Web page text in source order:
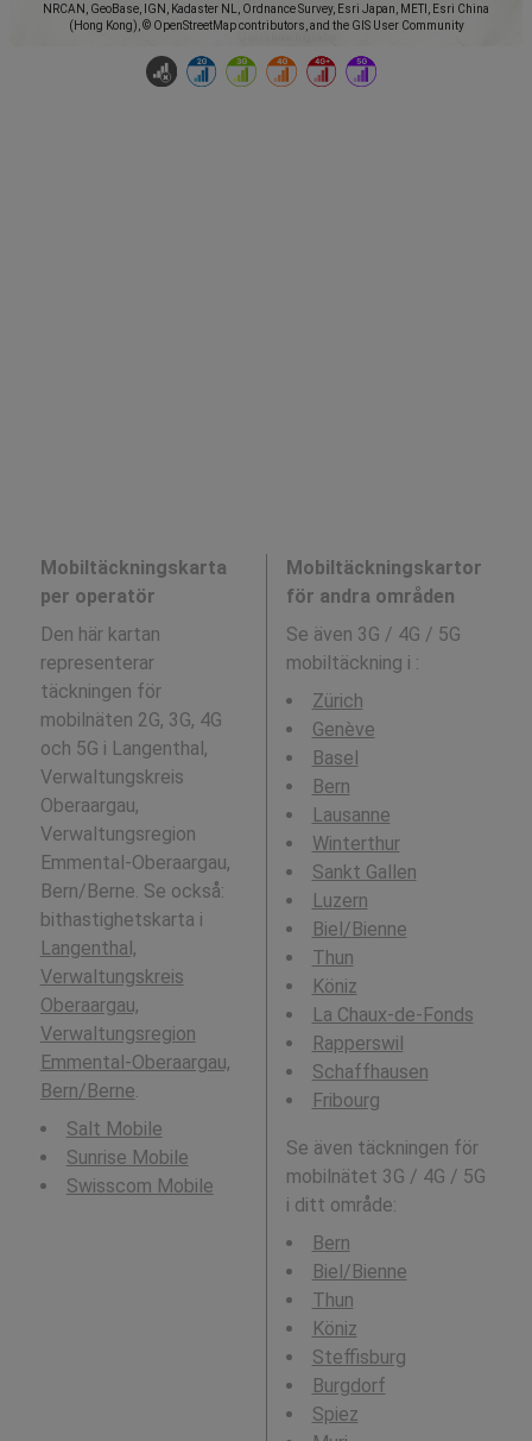
NRCAN, GeoBase, IGN, Kadaster NL, Ordnance Survey, Esri Japan, METI, Esri China
(Hong Kong), © OpenStreetMap contributors, and the GIS User Community
Mobiltäckningskarta
per operatör
Den här kartan
representerar
täckningen för
mobilnäten 2G, 3G, 4G
och 5G i Langenthal,
Verwaltungskreis
Oberaargau,
Verwaltungsregion
Emmental-Oberaargau,
Bern/Berne. Se också:
bithastighetskarta i
Langenthal,
Verwaltungskreis
Oberaargau,
Verwaltungsregion
Emmental-Oberaargau,
Bern/Berne
Salt Mobile
Sunrise Mobile
Swisscom Mobile
Mobiltäckningskartor
för andra områden
Se även 3G / 4G / 5G
mobiltäckning i :
Zürich
Genève
Basel
Bern
Lausanne
Winterthur
Sankt Gallen
Luzern
Biel/Bienne
Thun
Köniz
La Chaux-de-Fonds
Rapperswil
Schaffhausen
Fribourg
Se även täckningen för
mobilnätet 3G / 4G / 5G
i ditt område:
Bern
Biel/Bienne
Thun
Köniz
Steffisburg
Burgdorf
Spiez